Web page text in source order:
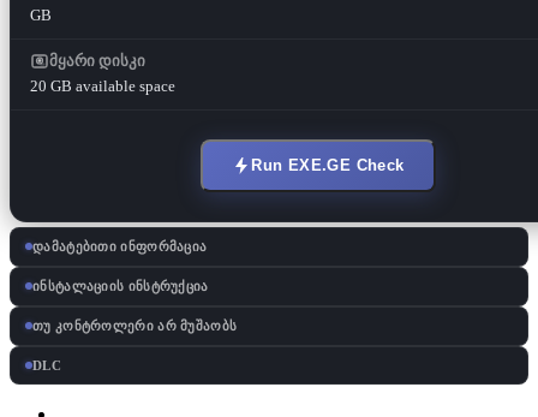
GB
მყარი დისკი
20 GB available space
Run EXE.GE Check
დამატებითი ინფორმაცია
ინსტალაციის ინსტრუქცია
თუ კონტროლერი არ მუშაობს
DLC